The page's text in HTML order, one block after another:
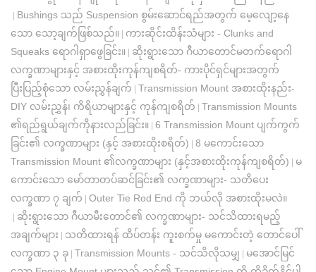
Bushings သည် Suspension စွမ်းဆောင်ရည်အတွက် မေ့လျော့နေ
သော သော့ချက်ဖြစ်သည်။
ကားဆိုင်းထိန်းသံများ - Clunks and
Squeaks ရောဂါရှာဖွေခြင်း။
ဆိုးရွားသော ဂီယာတောင်မတက်ရောဂါ
လက္ခဏာများနှင့် အစားထိုးကုန်ကျစရိတ်- ကားပိုင်ရှင်များအတွက်
ပြီးပြည့်စုံသော လမ်းညွှန်ချက်
Transmission Mount အစားထိုးနည်း-
DIY လမ်းညွှန်၊ ကိရိယာများနှင့် ကုန်ကျစရိတ်
Transmission Mounts
၏ရည်ရွယ်ချက်ကိုနားလည်ခြင်း။
6 Transmission Mount ပျက်ကွက်
ခြင်း၏ လက္ခဏာများ (နှင့် အစားထိုးစရိတ်)
8 မကောင်းသော
Transmission Mount ၏လက္ခဏာများ (နှင့်အစားထိုးကုန်ကျစရိတ်)
မ
ကောင်းသော မော်တာတပ်ဆင်ခြင်း၏ လက္ခဏာများ- သတိပေး
လက္ခဏာ ၇ ချက်
Outer Tie Rod End ကို ဘယ်လို အစားထိုးမလဲ။
ဆိုးရွားသော ဂီယာမီးတောင်၏ လက္ခဏာများ- သင်သိထားရမည့်
အချက်များ
သတိထားရန် ထိပ်တန်း ကူးစက်မှု မကောင်းတဲ့ တောင်ပေါ်
လက္ခဏာ ၃ ခု Transmission Mounts - သင်သိလိုသမျှ
မအောင်မြင်